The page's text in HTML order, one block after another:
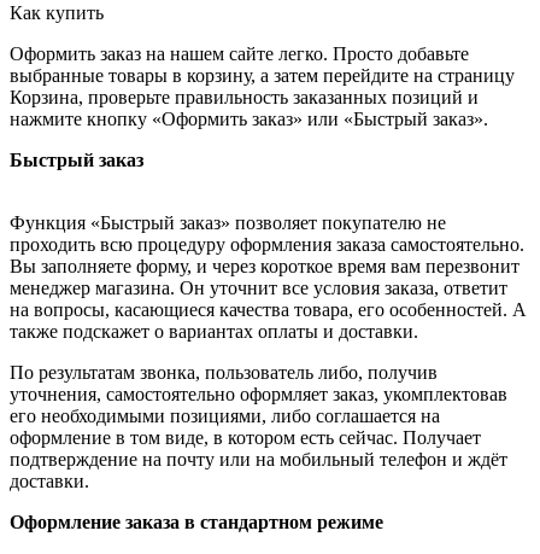
Как купить
Оформить заказ на нашем сайте легко. Просто добавьте
выбранные товары в корзину, а затем перейдите на страницу
Корзина, проверьте правильность заказанных позиций и
нажмите кнопку «Оформить заказ» или «Быстрый заказ».
Быстрый заказ
Функция «Быстрый заказ» позволяет покупателю не
проходить всю процедуру оформления заказа самостоятельно.
Вы заполняете форму, и через короткое время вам перезвонит
менеджер магазина. Он уточнит все условия заказа, ответит
на вопросы, касающиеся качества товара, его особенностей. А
также подскажет о вариантах оплаты и доставки.
По результатам звонка, пользователь либо, получив
уточнения, самостоятельно оформляет заказ, укомплектовав
его необходимыми позициями, либо соглашается на
оформление в том виде, в котором есть сейчас. Получает
подтверждение на почту или на мобильный телефон и ждёт
доставки.
Оформление заказа в стандартном режиме